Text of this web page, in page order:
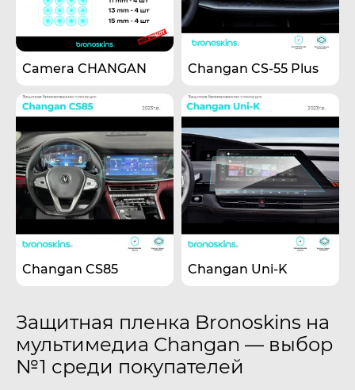
Camera CHANGAN Changan CS-55 Plus
Changan CS85 Changan Uni-K
Защитная пленка Bronoskins на
мультимедиа Changan — выбор
№1 среди покупателей